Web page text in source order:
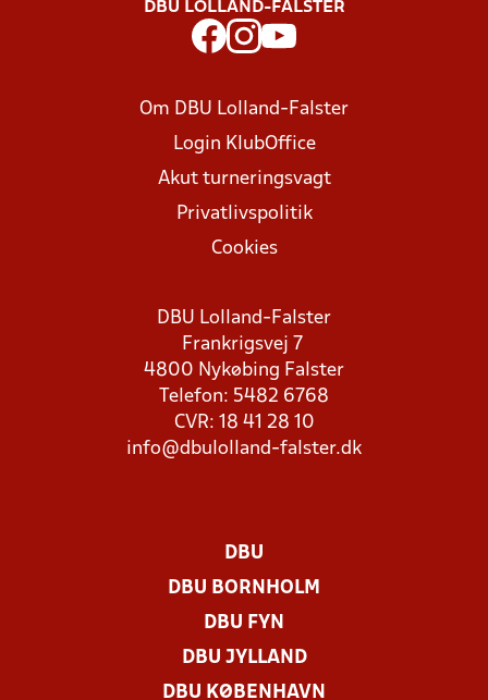
DBU LOLLAND-FALSTER
Om DBU Lolland-Falster
Login KlubOffice
Akut turneringsvagt
Privatlivspolitik
Cookies
DBU Lolland-Falster
Frankrigsvej 7
4800 Nykøbing Falster
Telefon: 5482 6768
CVR: 18 41 28 10
info@dbulolland-falster.dk
DBU
DBU BORNHOLM
DBU FYN
DBU JYLLAND
DBU KØBENHAVN